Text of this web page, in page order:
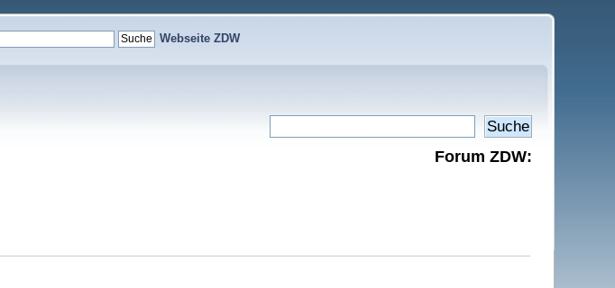
Webseite ZDW
Forum ZDW: